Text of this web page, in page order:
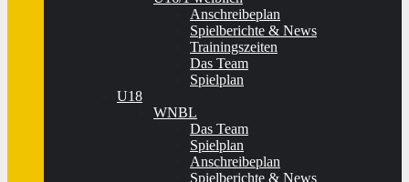
Anschreibeplan
Spielberichte & News
Trainingszeiten
Das Team
Spielplan
U18
WNBL
Das Team
Spielplan
Anschreibeplan
Spielberichte & News